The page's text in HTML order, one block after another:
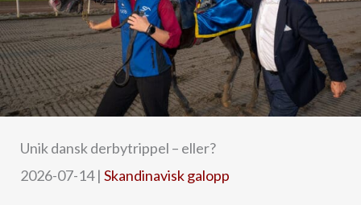
Unik dansk derbytrippel – eller?
2026-07-14| Skandinavisk galopp